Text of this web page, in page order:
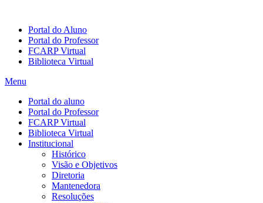
Portal do Aluno
Portal do Professor
FCARP Virtual
Biblioteca Virtual
Menu
Portal do aluno
Portal do Professor
FCARP Virtual
Biblioteca Virtual
Institucional
Histórico
Visão e Objetivos
Diretoria
Mantenedora
Resoluções